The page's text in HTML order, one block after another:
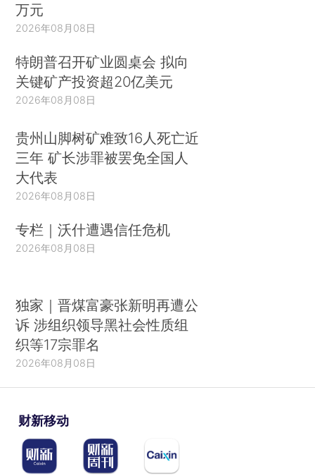
万元
2026年08月08日
特朗普召开矿业圆桌会 拟向
关键矿产投资超20亿美元
2026年08月08日
贵州山脚树矿难致16人死亡近
三年 矿长涉罪被罢免全国人
大代表
2026年08月08日
专栏｜沃什遭遇信任危机
2026年08月08日
独家｜晋煤富豪张新明再遭公
诉 涉组织领导黑社会性质组
织等17宗罪名
2026年08月08日
财新移动